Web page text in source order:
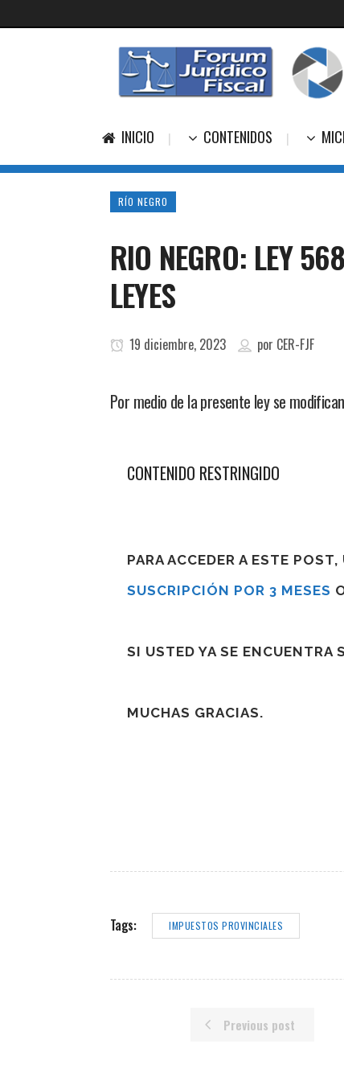
INICIO CONTENIDOS
RÍO NEGRO
RIO NEGRO: LEY
LEYES
19 diciembre, 2023 por CER-FJF
Por medio de la presente ley se
CONTENIDO RESTRINGIDO
PARA ACCEDER A ESTE
SUSCRIPCIÓN POR 3 MESES
SI USTED YA SE ENCUENTRA
MUCHAS GRACIAS.
Tags: IMPUESTOS PROVINCIALES
Previous post